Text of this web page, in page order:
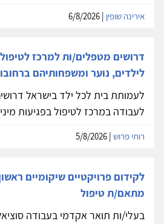
אירינה שופין
דרושים מטפלים/ות למרכז לטיפול
לילדים, נוער ומשפחותיהם
לעמותת בית לכל ילד בישראל
לעבודה במרכז לטיפול בפגיעות
רותי פרוש
לקידום פרויקטיים שיקומיים
מתאם/ת טיפול
בעלי/ות תואר אקדמי בעבודה